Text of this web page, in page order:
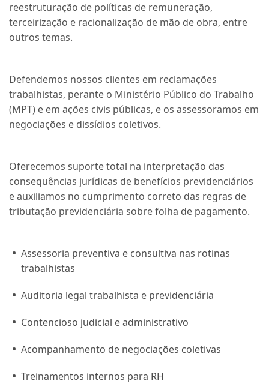
reestruturação de políticas de remuneração,
terceirização e racionalização de mão de obra, entre
outros temas.
Defendemos nossos clientes em reclamações
trabalhistas, perante o Ministério Público do Trabalho
(MPT) e em ações civis públicas, e os assessoramos em
negociações e dissídios coletivos.
Oferecemos suporte total na interpretação das
consequências jurídicas de benefícios previdenciários
e auxiliamos no cumprimento correto das regras de
tributação previdenciária sobre folha de pagamento.
Assessoria preventiva e consultiva nas rotinas
trabalhistas
Auditoria legal trabalhista e previdenciária
Contencioso judicial e administrativo
Acompanhamento de negociações coletivas
Treinamentos internos para RH